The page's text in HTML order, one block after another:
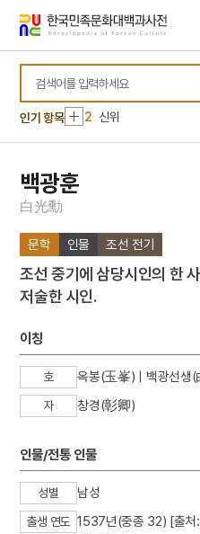
바로가기
바로가기
인기 항목
10 님의 침묵
1 금성대군
2 신위
3 구암교회
7
고금석림
8 국방비
9
1 금성대군
2
신위
3
구암교회
5 세조
6
7 고금석림
백광훈
白 光勳
문학 인물 조선 전기
조선 중기에 삼당시인의 한
저술한 시인.
이칭
호 옥봉(玉峯)ㅣ백광선생
자 창경(彰卿)
인물/전통 인물
성별 남성
출생 연도 1537년(중종 32) [출처